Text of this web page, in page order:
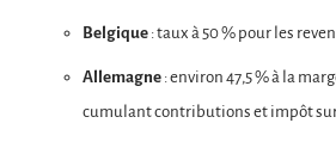
Belgique : taux à 50 % pour les
Allemagne : environ 47,5 % à la
cumulant contributions et impôt